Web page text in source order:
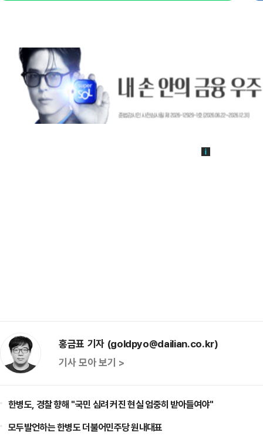
홍금표 기자 (goldpyo@dailian.co.kr)
기사 모아 보기 >
한병도, 경찰 향해 "국민 심려 커진 현실 엄중히 받아들여야"
모두발언하는 한병도 더불어민주당 원내대표